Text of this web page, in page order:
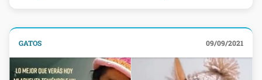
GATOS 09/09/2021